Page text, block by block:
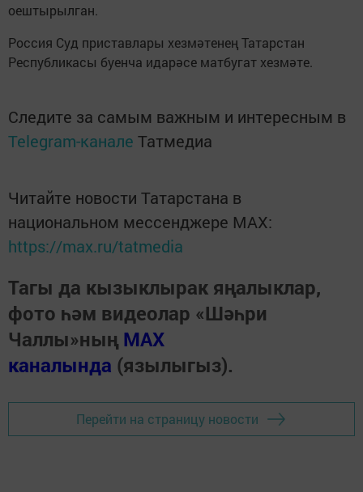
оештырылган.
Россия Суд приставлары хезмәтенең Татарстан
Республикасы буенча идарәсе матбугат хезмәте.
Следите за самым важным и интересным в
Telegram-канале Татмедиа
Читайте новости Татарстана в
национальном мессенджере MАХ:
https://max.ru/tatmedia
Тагы да кызыклырак яңалыклар,
фото һәм видеолар «Шәһри
Чаллы»ның MAX
каналында (язылыгыз).
Перейти на страницу новости